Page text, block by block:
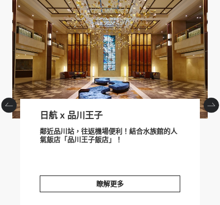
prev next
日航 x 品川王子
鄰近品川站，往返機場便利！結合水族館的人
氣飯店「品川王子飯店」！
瞭解更多